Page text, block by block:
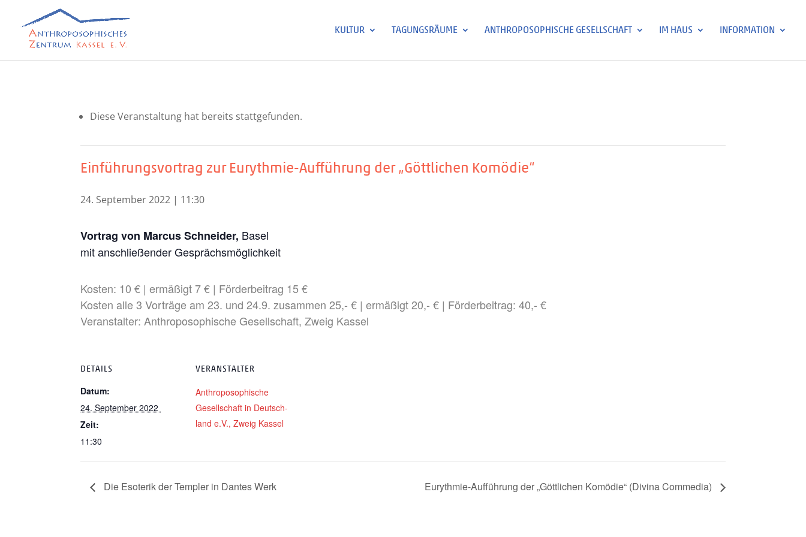
KULTUR TAGUNGSRÄUME ANTHROPOSOPHISCHE GESELLSCHAFT IM HAUS INFORMATION
Die­se Ver­an­stal­tung hat bereits stattgefunden.
Einführungsvortrag zur Eurythmie-Aufführung der „Göttlichen Komödie“
24. Sep­tem­ber 2022 | 11:30
Vor­trag von Mar­cus Schnei­der, Basel
mit anschlie­ßen­der Gesprächsmöglichkeit
Kos­ten: 10 € | ermä­ßigt 7 € | För­der­bei­trag 15 €
Kos­ten alle 3 Vor­trä­ge am 23. und 24.9. zusam­men 25,- € | ermä­ßigt 20,- € | För­der­bei­trag: 40,- €
Ver­an­stal­ter: Anthro­po­so­phi­sche Gesell­schaft, Zweig Kassel
DETAILS
Datum:
24. Sep­tem­ber 2022
Zeit:
11:30
VERANSTALTER
Anthro­po­so­phi­sche
Gesell­schaft in Deutsch­
land e.V., Zweig Kassel
Die Eso­te­rik der Temp­ler in Dan­tes Werk Euryth­mie-Auf­füh­rung der „Gött­li­chen Komö­die“ (Divina Com­me­dia)